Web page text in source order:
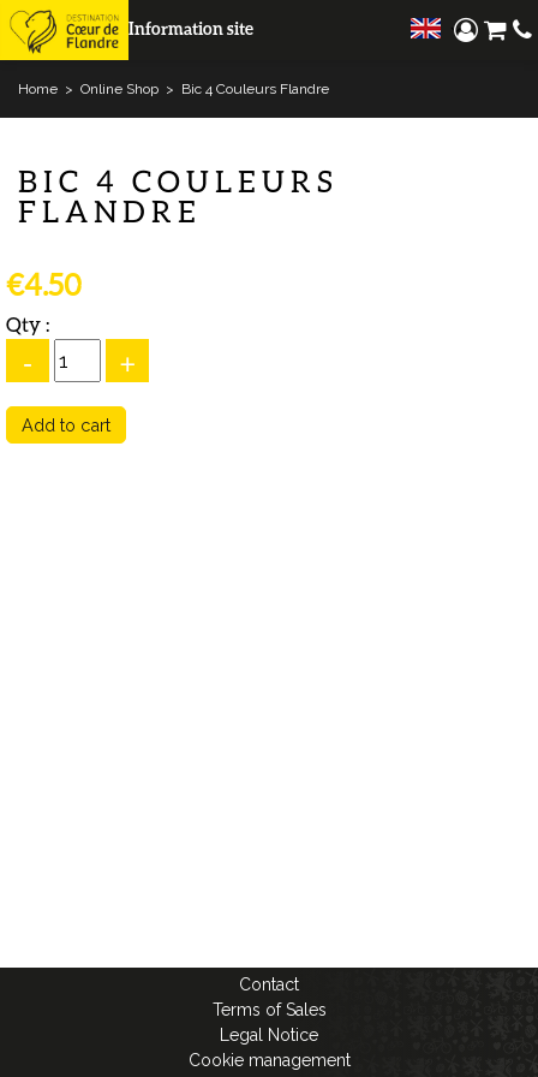
Information site
Home > Online Shop > Bic 4 Couleurs Flandre
BIC 4 COULEURS
FLANDRE
€4.50
Qty :
- +
Contact
Terms of Sales
Legal Notice
Cookie management